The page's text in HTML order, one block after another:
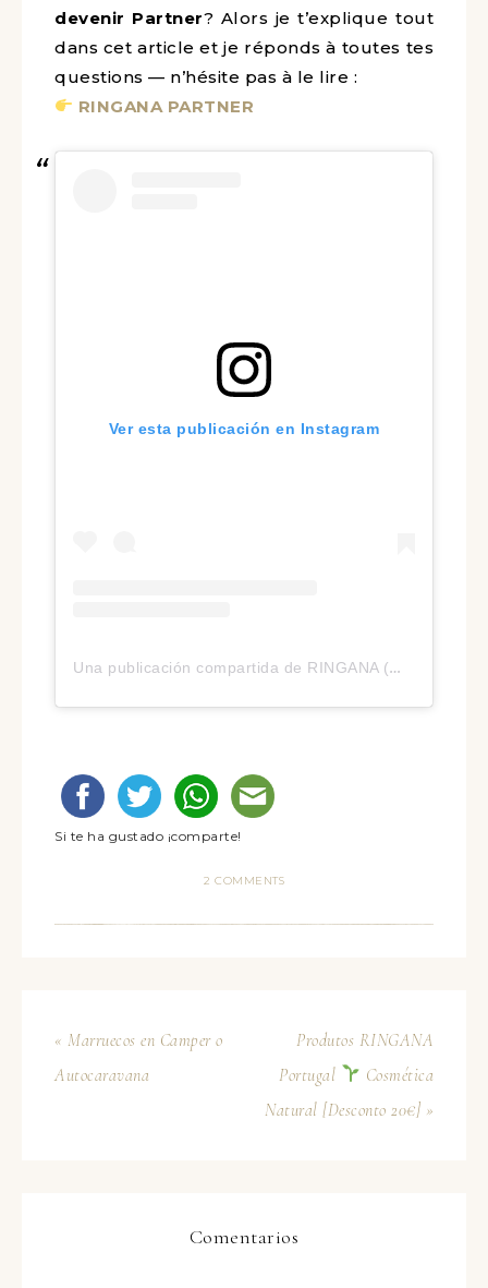
devenir Partner? Alors je t’explique tout
dans cet article et je réponds à toutes tes
questions — n’hésite pas à le lire :
RINGANA PARTNER
Ver esta publicación en Instagram
Una publicación compartida de RINGANA (@ringana)
Si te ha gustado ¡comparte!
2 COMMENTS
« Marruecos en Camper o
Autocaravana
Produtos RINGANA
Portugal
Cosmética
Natural [Desconto 20€] »
Comentarios